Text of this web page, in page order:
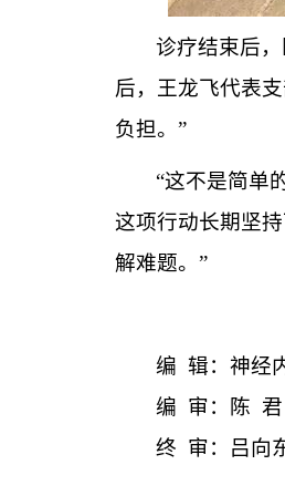
诊疗结束后
后，王龙飞代表
负担。”
“这不是简单
这项行动长期 坚
解难题。”
编 辑：神经
编 审：陈 君
终 审：吕向